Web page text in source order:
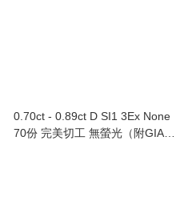
0.70ct - 0.89ct D SI1 3Ex None
70份 完美切工 無螢光（附GIA證